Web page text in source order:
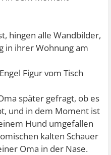
hingen alle Wandbilder,
in ihrer Wohnung am
Figur vom Tisch
später gefragt, ob es
und in dem Moment ist
Hund umgefallen
kalten Schauer
Oma in der Nase.